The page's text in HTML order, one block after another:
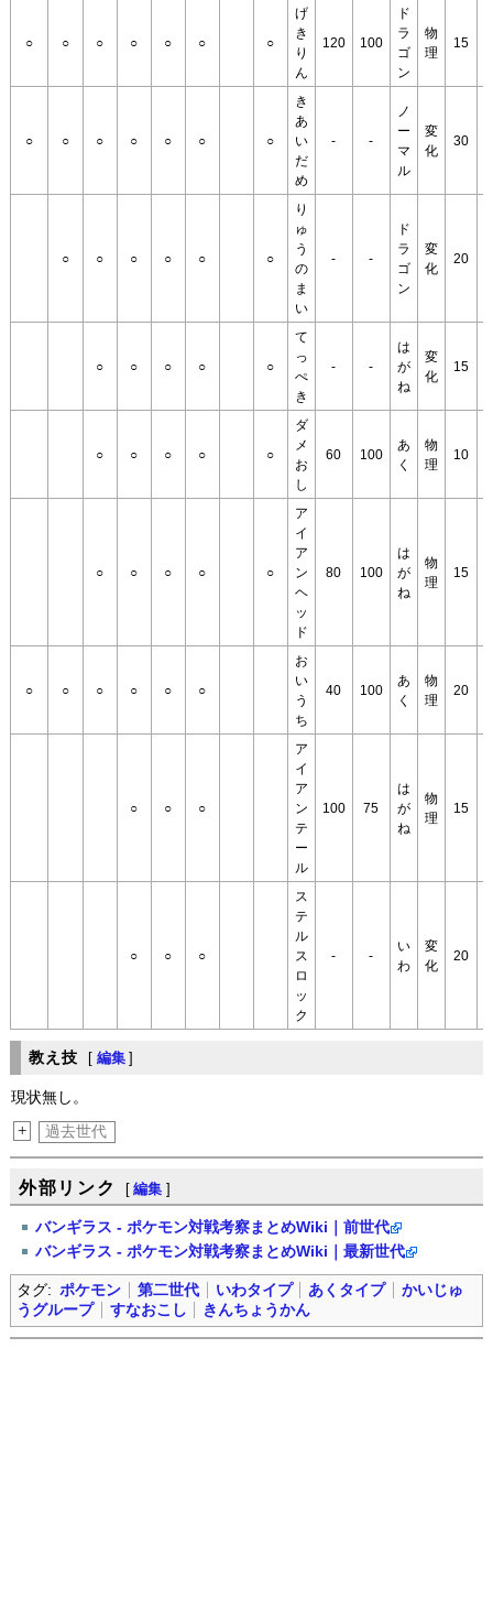
○ ○ ○ ○ ○ ○ ○
げ
き
り
ん
120 100
ド
ラ
ゴ
ン
物
理
15
○ ○ ○ ○ ○ ○ ○
き
あ
い
だ
め
- -
ノ
ー
マ
ル
変
化
30
○ ○ ○ ○ ○ ○
り
ゅ
う
の
ま
い
- -
ド
ラ
ゴ
ン
変
化
20
○ ○ ○ ○ ○
て
っ
ぺ
き
- -
は
が
ね
変
化
15
○ ○ ○ ○ ○
ダ
メ
お
し
60 100
あ
く
物
理
10
○ ○ ○ ○ ○
ア
イ
ア
ン
ヘ
ッ
ド
80 100
は
が
ね
物
理
15
○ ○ ○ ○ ○ ○
お
い
う
ち
40 100
あ
く
物
理
20
○ ○ ○
ア
イ
ア
ン
テ
ー
ル
100 75
は
が
ね
物
理
15
○ ○ ○
ス
テ
ル
ス
ロ
ッ
ク
- -
い
わ
変
化
20
教え技 [ 編集 ]
現状無し。
+ 過去世代
外部リンク [ 編集 ]
バンギラス - ポケモン対戦考察まとめWiki｜前世代
バンギラス - ポケモン対戦考察まとめWiki｜最新世代
タグ: ポケモン 第二世代 いわタイプ あくタイプ
かいじゅ
うグループ
すなおこし きんちょうかん